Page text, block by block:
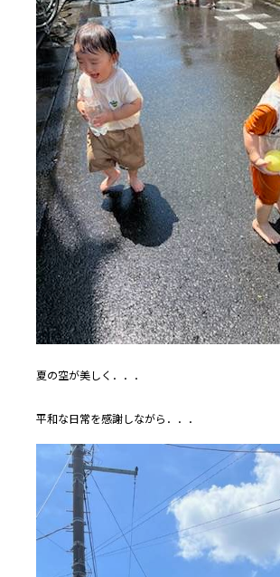
夏の空が美しく．．．
平和な日常を感謝しながら．．．